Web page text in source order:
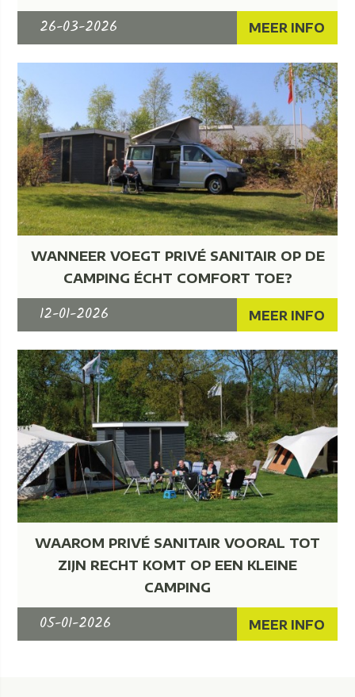
26-03-2026 MEER INFO
WANNEER VOEGT PRIVÉ SANITAIR OP DE
CAMPING ÉCHT COMFORT TOE?
12-01-2026 MEER INFO
WAAROM PRIVÉ SANITAIR VOORAL TOT
ZIJN RECHT KOMT OP EEN KLEINE
CAMPING
05-01-2026 MEER INFO